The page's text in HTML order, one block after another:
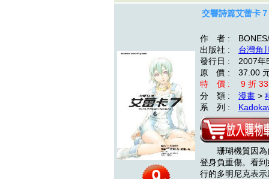
交響詩篇艾蕾卡
作 者 : BONES/
出版社 : 台灣角
發行日 : 2007年
原 價 : 37.00
特 價 : 9 折
分 類 : 漫畫 >
系 列 :
珊瑚機質因為
登身負重傷。看
行的多明尼克表